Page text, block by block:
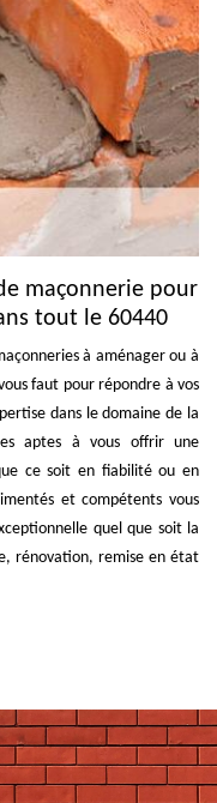
maçonnerie pour
tout le 60440
à aménager ou à
faut pour répondre à vos
dans le domaine de la
aptes à vous offrir une
ce soit en fiabilité ou en
et compétents vous
quel que soit la
rénovation, remise en état